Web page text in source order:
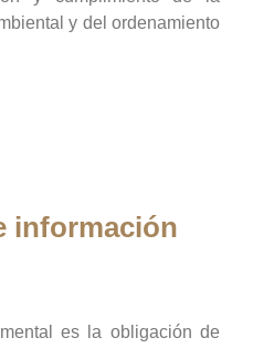
y del ordenamiento
información
es la obligación de